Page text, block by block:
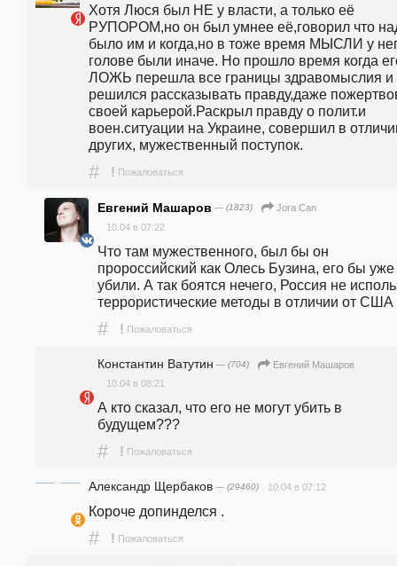
Хотя Люся был НЕ у власти, а только её
РУПОРОМ,но он был умнее её,говорил что
было им и когда,но в тоже время МЫСЛИ у
голове были иначе. Но прошло время когда
ЛОЖЬ перешла все границы здравомыслия и
решился рассказывать правду,даже
своей карьерой.Раскрыл правду о полит.и
воен.ситуации на Украине, совершил в
других, мужественный поступок.
# ! Пожаловаться
Евгений Машаров — (1823)
Jora Can
10.04 в 07:22
Что там мужественного, был бы он
пророссийский как Олесь Бузина, его бы уже
убили. А так боятся нечего, Россия не
террористические методы в отличии от США
# ! Пожаловаться
Константин Ватутин — (704)
Евгений Машаров
10.04 в 08:21
А кто сказал, что его не могут убить в
будущем???
# ! Пожаловаться
Александр Щербаков — (29460) 10.04 в 07:12
Короче допинделся .
# ! Пожаловаться